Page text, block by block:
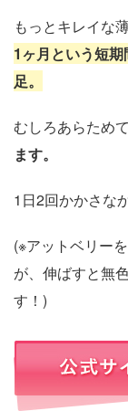
もっとキレイな
1ヶ月という短
足。
むしろあらためて
ます。
1日2回かかさな
(※アットベリー
が、伸ばすと無
す！)